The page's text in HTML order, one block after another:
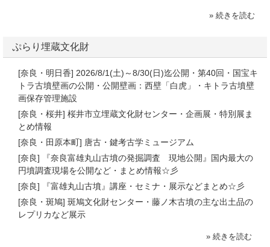
» 続きを読む
ぷらり埋蔵文化財
[奈良・明日香] 2026/8/1(土)～8/30(日)迄公開・第40回・国宝キ
トラ古墳壁画の公開・公開壁画：西壁「白虎」・キトラ古墳壁
画保存管理施設
[奈良・桜井] 桜井市立埋蔵文化財センター・企画展・特別展ま
とめ情報
[奈良・田原本町] 唐古・鍵考古学ミュージアム
[奈良] 『奈良富雄丸山古墳の発掘調査 現地公開』国内最大の
円墳調査現場を公開など・まとめ情報☆彡
[奈良] 『富雄丸山古墳』講座・セミナ・展示などまとめ☆彡
[奈良・斑鳩] 斑鳩文化財センター・藤ノ木古墳の主な出土品の
レプリカなど展示
» 続きを読む